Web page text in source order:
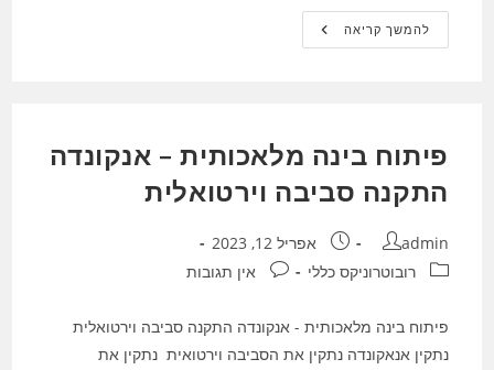
להמשך קריאהבינה
מלאכותית
הטעויות
הנפוצות
?
פיתוח בינה מלאכותית – אנקונדה
התקנה סביבה וירטואלית
מחבר:
admin פורסם:אפריל 12, 2023
קטגוריה:רובוטרוניקס כללי תגובות:אין תגובות
פיתוח בינה מלאכותית - אנקונדה התקנה סביבה וירטואלית
נתקין אנאקונדה נתקין את הסביבה וירטואית נתקין את